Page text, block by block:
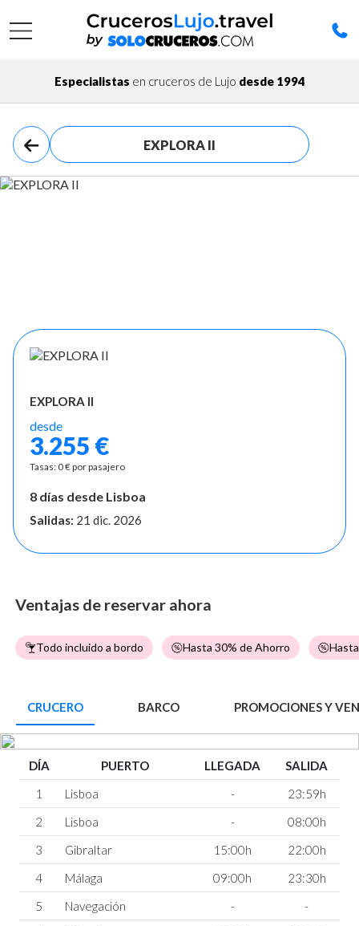
Especialistas en cruceros de Lujo desde 1994
EXPLORA II
EXPLORA II
desde
3.255 €
Tasas: 0 € por pasajero
8 días desde Lisboa
Salidas: 21 dic. 2026
Ventajas de reservar ahora
Todo incluido a bordo Hasta 30% de Ahorro
CRUCERO BARCO PROMOCIONES Y
DÍA PUERTO LLEGADA
SALIDA
1
Lisboa -
23:59h
2
Lisboa -
08:00h
3
Gibraltar 15:00h
22:00h
4
Málaga 09:00h
23:30h
5
Navegación -
-